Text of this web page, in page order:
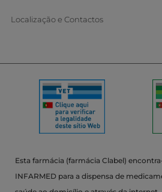
Localização e Contactos
Esta farmácia (farmácia Clabel)
INFARMED para a dispensa de